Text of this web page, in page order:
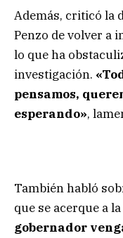
Además, criticó la
Penzo de volver a
lo que ha
investigación.
pensamos,
esperando»,
También habló
que se acerque a
gobernador